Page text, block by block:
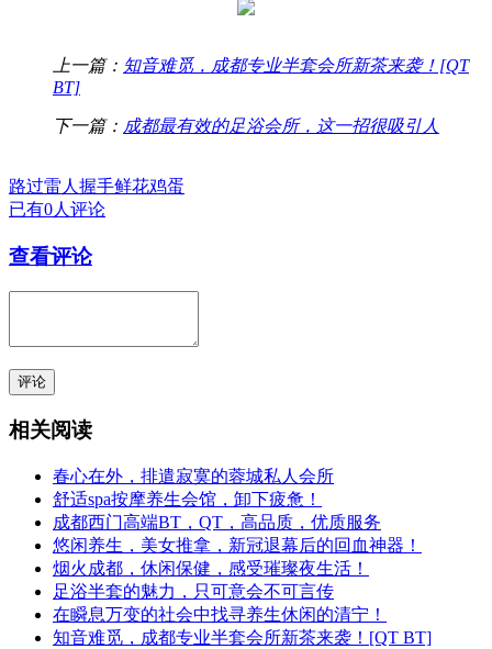
上一篇： 知音难觅，成都专业半套会所新茶来袭！[QT
BT]
下一篇： 成都最有效的足浴会所，这一招很吸引人
路过雷人 握手鲜花鸡蛋
已有0人评论
查看评论
评论
相关阅读
春心在外，排遣寂寞的蓉城私人会所
舒适spa按摩养生会馆，卸下疲惫！
成都西门高端BT，QT，高品质，优质服务
悠闲养生，美女推拿，新冠退幕后的回血神器！
烟火成都，休闲保健，感受璀璨夜生活！
足浴半套的魅力，只可意会不可言传
在瞬息万变的社会中找寻养生休闲的清宁！
知音难觅，成都专业半套会所新茶来袭！[QT BT]